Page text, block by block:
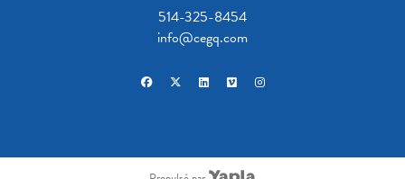
514-325-8454
info@cegq.com
facebookx-twitterlinkedinvimeoinstagram